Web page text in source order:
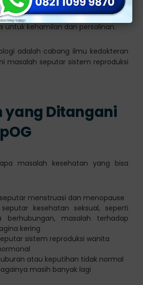
mempunyai makna kata yang
obstetri merupakan cabang ilmu
untuk kehamilan dan persalinan.
adalah cabang ilmu kedokteran
masalah seputar sistem reproduksi
yang Ditangani
masalah kesehatan yang bisa
menstruasi dan menopause
kesehatan seksual, seperti
berhubungan, masalah terhadap
kering
sistem reproduksi wanita
atau keputihan tidak normal
masih banyak lagi